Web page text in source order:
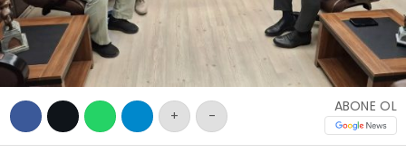
Facebook
+ -
ABONE OL